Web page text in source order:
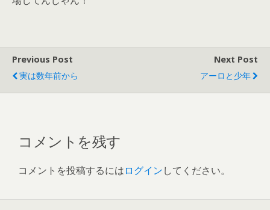
Previous Post
実は数年前から
Next Post
アーロと少年
コメントを残す
コメントを投稿するにはログインしてください。